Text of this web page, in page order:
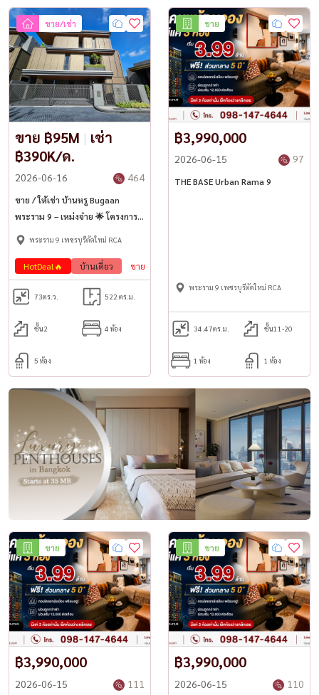
ขาย/เช่า
ขาย ฿95M | เช่า
฿390K/ด.
2026-06-16 464
ขาย / ให้เช่า บ้านหรู Bugaan
พระราม 9 – เหม่งจ๋าย 🌟 โครงการ
สุดเอ็กซ์คลูซีฟ มีเพียง 8 หลัง
พระราม 9 เพชรบุรีตัดใหม่ RCA
HotDeal🔥 บ้านเดี่ยว ขาย
73ตร.ว. 522 ตร.ม.
ชั้น2 4 ห้อง
5 ห้อง
ขาย
฿3,990,000
2026-06-15 97
THE BASE Urban Rama 9
พระราม 9 เพชรบุรีตัดใหม่ RCA
34.47ตร.ม. ชั้น11-20
1 ห้อง 1 ห้อง
ขาย
฿3,990,000
2026-06-15 111
ขาย
฿3,990,000
2026-06-15 110